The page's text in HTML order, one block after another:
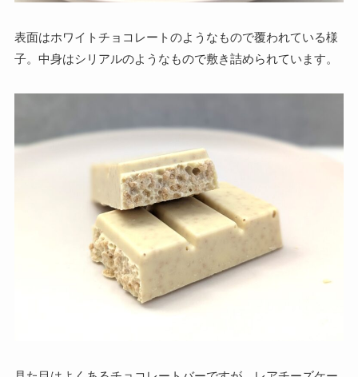
表面はホワイトチョコレートのようなもので覆われている様
子。中身はシリアルのようなもので敷き詰められています。